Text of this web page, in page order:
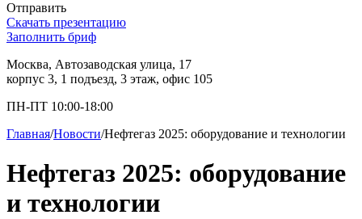
Отправить
Скачать презентацию
Заполнить бриф
Москва, Автозаводская улица, 17
корпус 3, 1 подъезд, 3 этаж, офис 105
ПН-ПТ 10:00-18:00
Главная/Новости/Нефтегаз 2025: оборудование и технологии
Нефтегаз 2025: оборудование
и технологии